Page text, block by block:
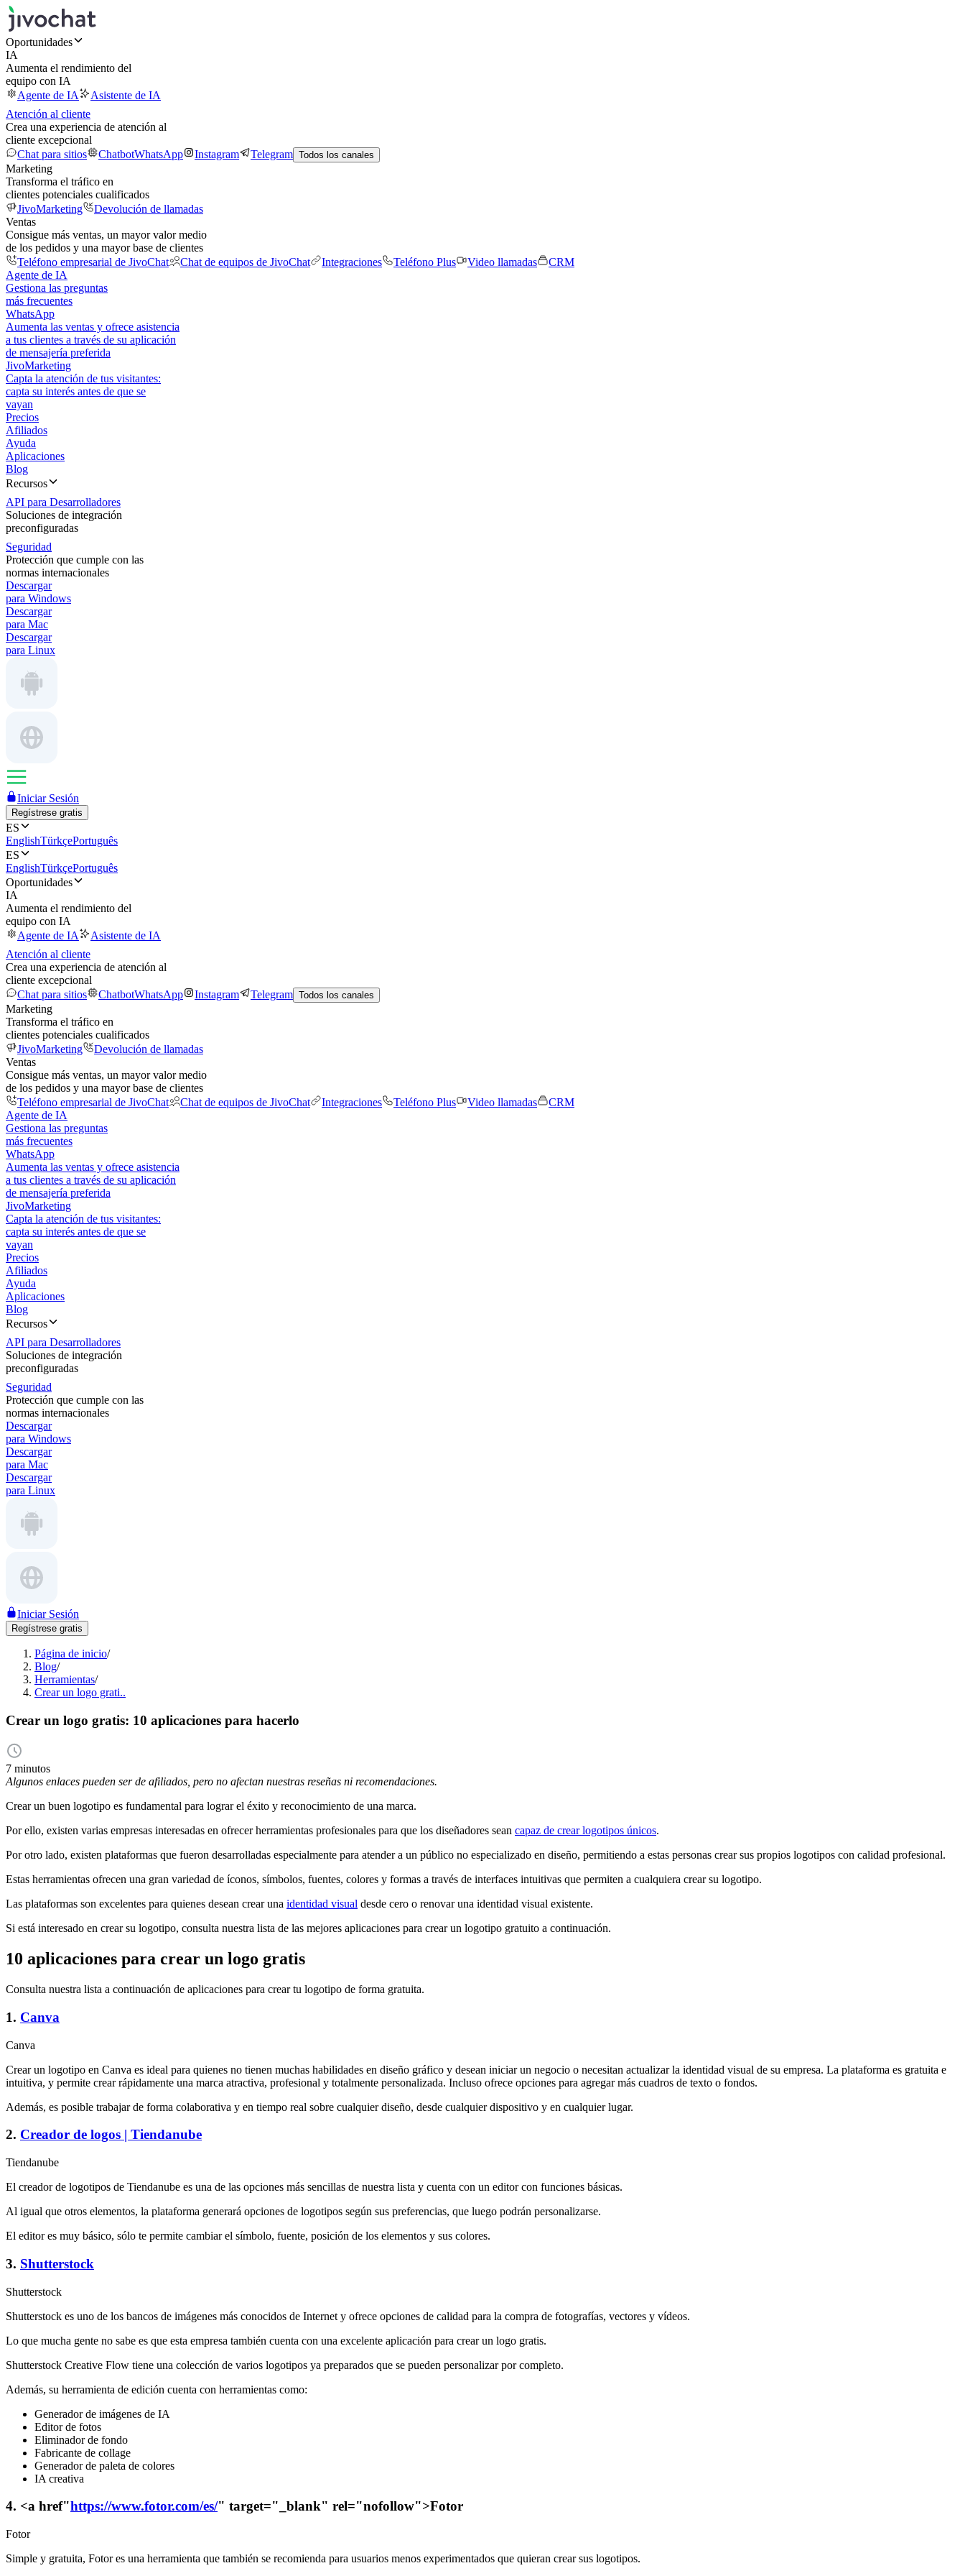
Oportunidades
IA
Aumenta el rendimiento del
equipo con IA
Agente de IA
Asistente de IA
Atención al cliente
Crea una experiencia de atención al
cliente excepcional
Chat para sitios
ChatbotWhatsApp Instagram Telegram Todos los canales
Marketing
Transforma el tráfico en
clientes potenciales cualificados
JivoMarketing
Devolución de llamadas
Ventas
Consigue más ventas, un mayor valor medio
de los pedidos y una mayor base de clientes
Teléfono empresarial de JivoChat
Chat de equipos de JivoChat Integraciones Teléfono Plus Video llamadas
CRM
Agente de IA
Gestiona las preguntas
más frecuentes
WhatsApp
Aumenta las ventas y ofrece asistencia
a tus clientes a través de su aplicación
de mensajería preferida
JivoMarketing
Capta la atención de tus visitantes:
capta su interés antes de que se
vayan
Precios
Afiliados
Ayuda
Aplicaciones
Blog
Recursos
API para Desarrolladores
Soluciones de integración
preconfiguradas
Seguridad
Protección que cumple con las
normas internacionales
Descargar
para Windows
Descargar
para Mac
Descargar
para Linux
Iniciar Sesión
Regístrese gratis
ES
EnglishTürkçePortuguês
ES
EnglishTürkçePortuguês
Oportunidades
IA
Aumenta el rendimiento del
equipo con IA
Agente de IA
Asistente de IA
Atención al cliente
Crea una experiencia de atención al
cliente excepcional
Chat para sitios
ChatbotWhatsApp Instagram Telegram Todos los canales
Marketing
Transforma el tráfico en
clientes potenciales cualificados
JivoMarketing
Devolución de llamadas
Ventas
Consigue más ventas, un mayor valor medio
de los pedidos y una mayor base de clientes
Teléfono empresarial de JivoChat
Chat de equipos de JivoChat Integraciones Teléfono Plus Video llamadas
CRM
Agente de IA
Gestiona las preguntas
más frecuentes
WhatsApp
Aumenta las ventas y ofrece asistencia
a tus clientes a través de su aplicación
de mensajería preferida
JivoMarketing
Capta la atención de tus visitantes:
capta su interés antes de que se
vayan
Precios
Afiliados
Ayuda
Aplicaciones
Blog
Recursos
API para Desarrolladores
Soluciones de integración
preconfiguradas
Seguridad
Protección que cumple con las
normas internacionales
Descargar
para Windows
Descargar
para Mac
Descargar
para Linux
Iniciar Sesión
Regístrese gratis
Página de inicio/
Blog/
Herramientas/
Crear un logo grati..
Crear un logo gratis: 10 aplicaciones para hacerlo
7 minutos
Algunos enlaces pueden ser de afiliados, pero no afectan nuestras reseñas ni recomendaciones.
Crear un buen logotipo es fundamental para lograr el éxito y reconocimiento de una marca.
Por ello, existen varias empresas interesadas en ofrecer herramientas profesionales para que los diseñadores sean capaz de crear logotipos únicos.
Por otro lado, existen plataformas que fueron desarrolladas especialmente para atender a un público no especializado en diseño, permitiendo a estas personas crear sus propios logotipos con calidad profesional.
Estas herramientas ofrecen una gran variedad de íconos, símbolos, fuentes, colores y formas a través de interfaces intuitivas que permiten a cualquiera crear su logotipo.
Las plataformas son excelentes para quienes desean crear una identidad visual desde cero o renovar una identidad visual existente.
Si está interesado en crear su logotipo, consulta nuestra lista de las mejores aplicaciones para crear un logotipo gratuito a continuación.
10 aplicaciones para crear un logo gratis
Consulta nuestra lista a continuación de aplicaciones para crear tu logotipo de forma gratuita.
1. Canva
Canva
Crear un logotipo en Canva es ideal para quienes no tienen muchas habilidades en diseño gráfico y desean iniciar un negocio o necesitan actualizar la identidad visual de su empresa. La plataforma es gratuita e
intuitiva, y permite crear rápidamente una marca atractiva, profesional y totalmente personalizada. Incluso ofrece opciones para agregar más cuadros de texto o fondos.
Además, es posible trabajar de forma colaborativa y en tiempo real sobre cualquier diseño, desde cualquier dispositivo y en cualquier lugar.
2. Creador de logos | Tiendanube
Tiendanube
El creador de logotipos de Tiendanube es una de las opciones más sencillas de nuestra lista y cuenta con un editor con funciones básicas.
Al igual que otros elementos, la plataforma generará opciones de logotipos según sus preferencias, que luego podrán personalizarse.
El editor es muy básico, sólo te permite cambiar el símbolo, fuente, posición de los elementos y sus colores.
3. Shutterstock
Shutterstock
Shutterstock es uno de los bancos de imágenes más conocidos de Internet y ofrece opciones de calidad para la compra de fotografías, vectores y vídeos.
Lo que mucha gente no sabe es que esta empresa también cuenta con una excelente aplicación para crear un logo gratis.
Shutterstock Creative Flow tiene una colección de varios logotipos ya preparados que se pueden personalizar por completo.
Además, su herramienta de edición cuenta con herramientas como:
Generador de imágenes de IA
Editor de fotos
Eliminador de fondo
Fabricante de collage
Generador de paleta de colores
IA creativa
4. <a href"https://www.fotor.com/es/" target="_blank" rel="nofollow">Fotor
Fotor
Simple y gratuita, Fotor es una herramienta que también se recomienda para usuarios menos experimentados que quieran crear sus logotipos.